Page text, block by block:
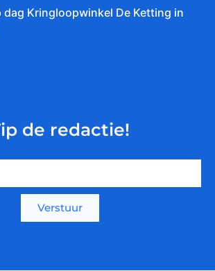
dag Kringloopwinkel De Ketting in
de redactie!
Verstuur